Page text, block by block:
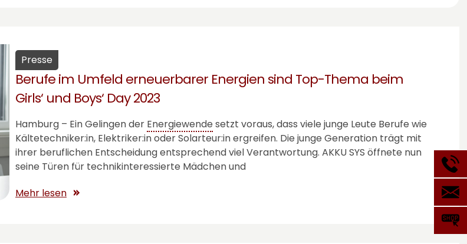
Presse
Berufe im Umfeld erneuerbarer Energien sind Top-Thema beim
Girls‘ und Boys‘ Day 2023
Hamburg – Ein Gelingen der Energiewende setzt voraus, dass viele junge Leute Berufe wie
Kältetechniker:in, Elektriker:in oder Solarteur:in ergreifen. Die junge Generation trägt mit
ihrer beruflichen Entscheidung entsprechend viel Verantwortung. AKKU SYS öffnete nun
seine Türen für technikinteressierte Mädchen und
Mehr lesen